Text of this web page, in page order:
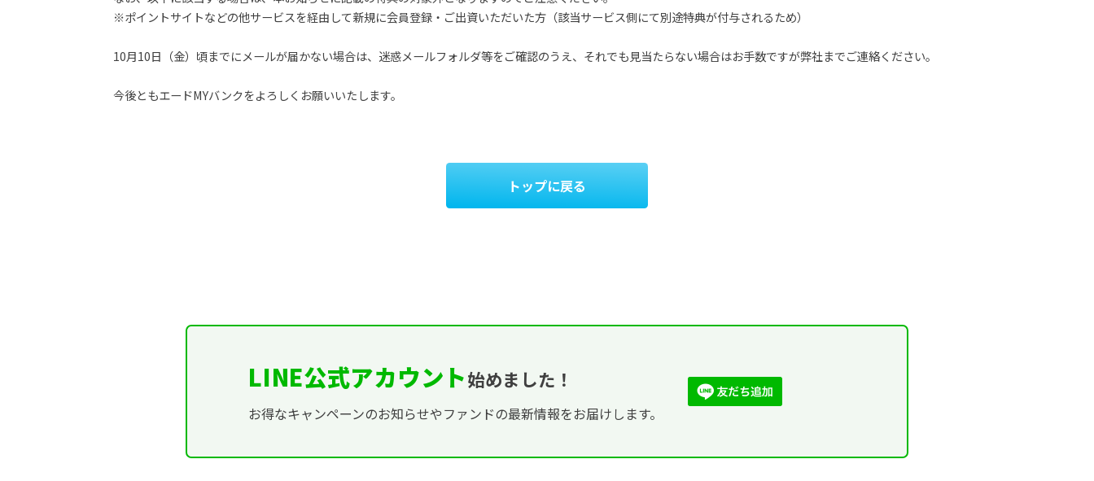
※ポイントサイトなどの他サービスを経由して新規に会員登録・ご出資いただいた方（該当サービス側にて別途特典が付与されるため）
10月10日（金）頃までにメールが届かない場合は、迷惑メールフォルダ等をご確認のうえ、それでも見当たらない場合はお手数ですが弊社までご連絡ください。
今後ともエードMYバンクをよろしくお願いいたします。
トップに戻る
LINE公式アカウント始めました！
お得なキャンペーンのお知らせやファンドの最新情報をお届けします。